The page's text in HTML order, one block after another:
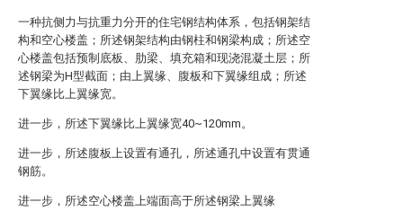
一种抗侧力与抗重力分开的住宅钢结构体系，包括钢架结
构和空心楼盖；所述钢架结构由钢柱和钢梁构成；所述空
心楼盖包括预制底板、肋梁、填充箱和现浇混凝土层；所
述钢梁为H型截面；由上翼缘、腹板和下翼缘组成；所述
下翼缘比上翼缘宽。
进一步，所述下翼缘比上翼缘宽40~120mm。
进一步，所述腹板上设置有通孔，所述通孔中设置有贯通
钢筋。
进一步，所述空心楼盖上端面高于所述钢梁上翼缘